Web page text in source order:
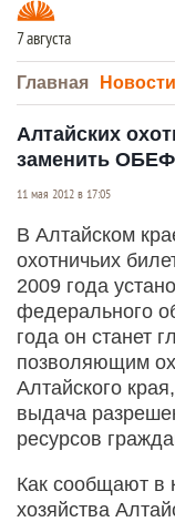
7 августа
Главная
Алтайских
заменить
11 мая 2012 в 17:05
В Алтайском
охотничьих
2009 года
федерального
года он станет
позволяющим
Алтайского
выдача
ресурсов
Как сообщают в
хозяйства